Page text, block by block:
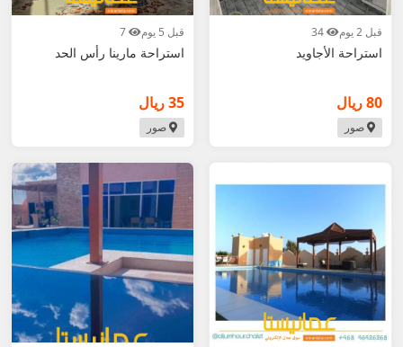
قبل 2 يوم
استراحة الأجاويد
80 ريال
صور
قبل 5 يوم
استراحة مارينا رأس الحد
35 ريال
صور